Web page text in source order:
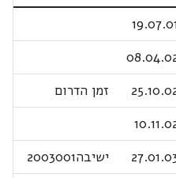
זמן הדרום
ישיבה2003001